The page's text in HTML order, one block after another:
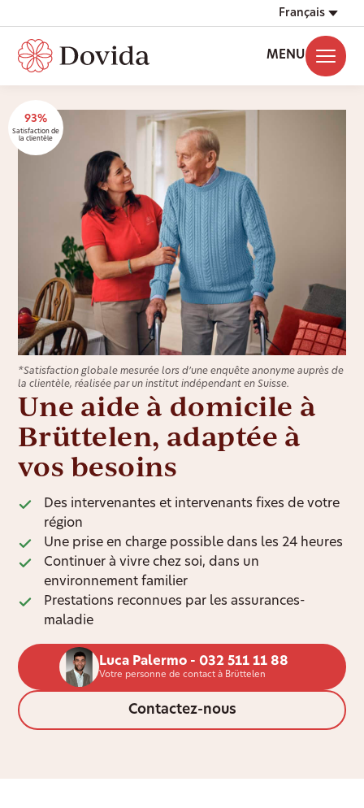
Français
MENU
93%
Satisfaction de
la clientèle
*Satisfaction globale mesurée lors d’une enquête anonyme auprès de
la clientèle, réalisée par un institut indépendant en Suisse.
Une aide à domicile à
Brüttelen, adaptée à
vos besoins
Des intervenantes et intervenants fixes de votre
région
Une prise en charge possible dans les 24 heures
Continuer à vivre chez soi, dans un
environnement familier
Prestations reconnues par les assurances-
maladie
Luca Palermo - 032 511 11 88
Votre personne de contact à Brüttelen
Contactez-nous